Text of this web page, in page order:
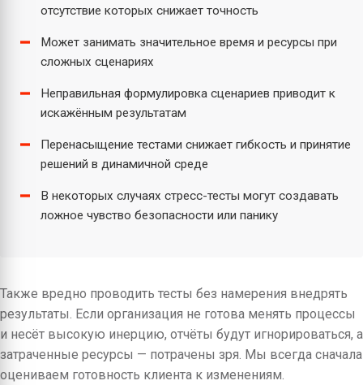
отсутствие которых снижает точность
Может занимать значительное время и ресурсы при
сложных сценариях
Неправильная формулировка сценариев приводит к
искажённым результатам
Перенасыщение тестами снижает гибкость и принятие
решений в динамичной среде
В некоторых случаях стресс-тесты могут создавать
ложное чувство безопасности или панику
Также вредно проводить тесты без намерения внедрять
результаты. Если организация не готова менять процессы
и несёт высокую инерцию, отчёты будут игнорироваться, а
затраченные ресурсы — потрачены зря. Мы всегда сначала
оцениваем готовность клиента к изменениям.